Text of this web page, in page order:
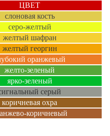
ЦВЕТ
слоновая кость
серо-желтый
желтый шафран
желтый георгин
оранжевый
желто-зеленый
ярко-зеленый
серый
коричневая охра
коричневый